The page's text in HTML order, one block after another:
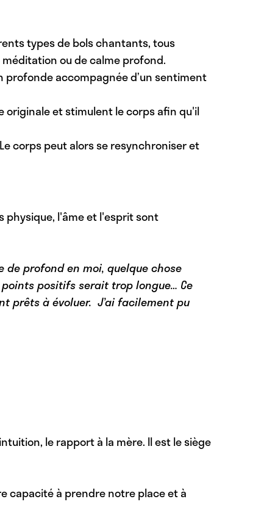
types de bols chantants, tous
ou de calme profond.
profondeaccompagnée d’un sentiment
originale et stimulent le corps afin qu'il
corps peut alors se resynchroniser et
physique, l'âme et l'esprit sont
profond en moi, quelque chose
positifs serait trop longue… Ce
prêts à évoluer. J’ai facilement pu
le rapport à la mère. Il est le siège
capacité à prendre notre place et à